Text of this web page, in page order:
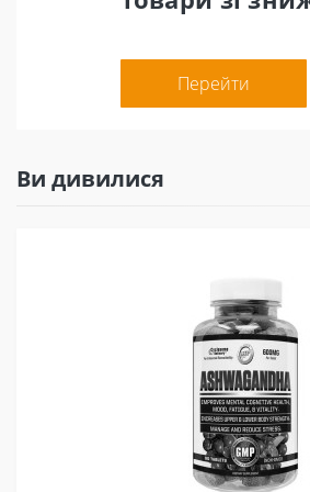
Перейти
Ви дивилися